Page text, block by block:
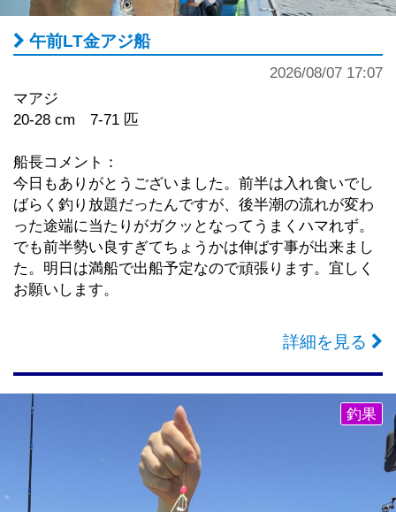
午前LT金アジ船
2026/08/07 17:07
マアジ
20-28 cm 7-71 匹
船長コメント：
今日もありがとうございました。前半は入れ食いでし
ばらく釣り放題だったんですが、後半潮の流れが変わ
った途端に当たりがガクッとなってうまくハマれず。
でも前半勢い良すぎてちょうかは伸ばす事が出来まし
た。明日は満船で出船予定なので頑張ります。宜しく
お願いします。
詳細を見る
釣果